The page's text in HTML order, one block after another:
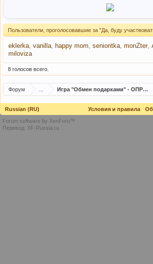
Пользователи, проголосовавшие за "Да, буду
eklerka vanilla happy mom senioritka monZter
miloviza
8 голосов всего.
Форум Игра "Обмен подарками" - ОПРОС
Russian (RU) Условия и правила
Forum software by XenForo™
Перевод: XF-Russia.ru